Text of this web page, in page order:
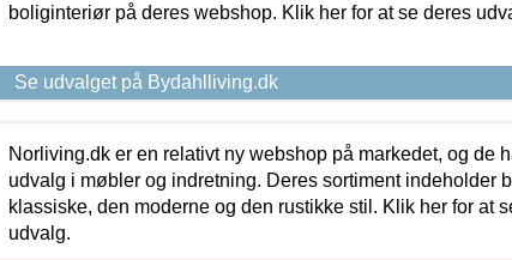
boliginteriør på deres webshop. Klik her for at se deres
Se udvalget på Bydahlliving.dk
Norliving.dk er en relativt ny webshop på markedet, og de
udvalg i møbler og indretning. Deres sortiment indeholder
klassiske, den moderne og den rustikke stil. Klik her for at
udvalg.